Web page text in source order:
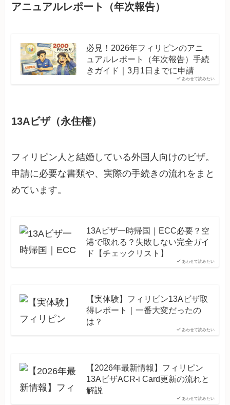
アニュアルレポート（年次報告）
あわせて読みたい
必見！2026年フィリピンのアニ
ュアルレポート（年次報告）手続
きガイド｜3月1日までに申請
13Aビザ（永住権）
フィリピン人と結婚している外国人向けのビザ。
申請に必要な書類や、実際の手続きの流れをまと
めています。
あわせて読みたい
13Aビザ一時帰国｜ECC必要？空
港で取れる？失敗しない完全ガイ
ド【チェックリスト】
あわせて読みたい
【実体験】フィリピン13Aビザ取
得レポート｜一番大変だったの
は？
あわせて読みたい
【2026年最新情報】フィリピン
13AビザACR-i Card更新の流れと
解説